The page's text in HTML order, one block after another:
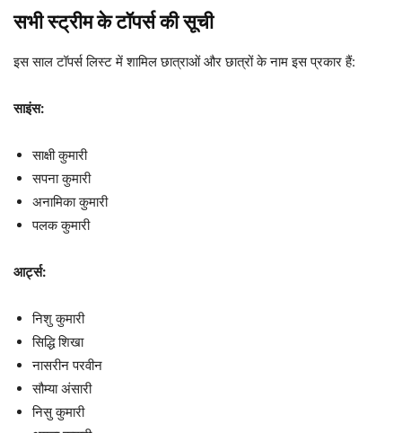
सभी स्ट्रीम के टॉपर्स की सूची
इस साल टॉपर्स लिस्ट में शामिल छात्राओं और छात्रों के नाम इस प्रकार हैं:
साइंस:
साक्षी कुमारी
सपना कुमारी
अनामिका कुमारी
पलक कुमारी
आर्ट्स:
निशु कुमारी
सिद्धि शिखा
नासरीन परवीन
सौम्या अंसारी
निसु कुमारी